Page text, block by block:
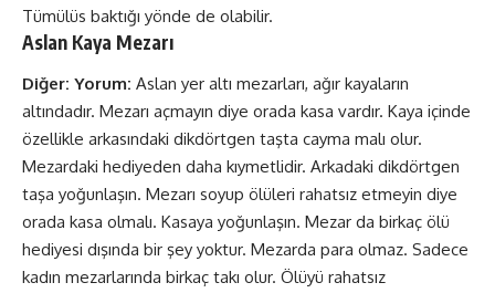
Tümülüs baktığı yönde de olabilir.
Aslan Kaya Mezarı
Diğer: Yorum: Aslan yer altı mezarları, ağır kayaların
altındadır. Mezarı açmayın diye orada kasa vardır. Kaya içinde
özellikle arkasındaki dikdörtgen taşta cayma malı olur.
Mezardaki hediyeden daha kıymetlidir. Arkadaki dikdörtgen
taşa yoğunlaşın. Mezarı soyup ölüleri rahatsız etmeyin diye
orada kasa olmalı. Kasaya yoğunlaşın. Mezar da birkaç ölü
hediyesi dışında bir şey yoktur. Mezarda para olmaz. Sadece
kadın mezarlarında birkaç takı olur. Ölüyü rahatsız